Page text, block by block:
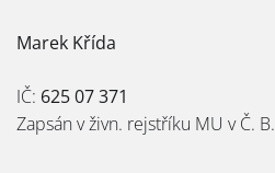
Marek Křída
IČ: 625 07 371
Zapsán v živn. rejstříku MU v Č. B.